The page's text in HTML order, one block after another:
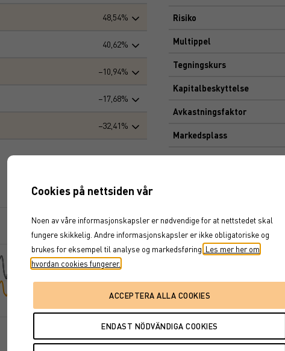
48,54%
40,62%
−10,94%
−17,68%
−32,41%
okt 21, 2019 → apr 16, 2025
Risiko
Multippel
Tegningskurs
Kapitalbeskyttelse
Avkastningsfaktor
Markedsplass
PROSPEKT
FAKTABLAD
Cookies på nettsiden vår
Noen av våre informasjonskapsler er nødvendige for at nettstedet skal
fungere skikkelig. Andre informasjonskapsler er ikke obligatoriske og
brukes for eksempel til analyse og markedsføring. Les mer her om
hvordan cookies fungerer.